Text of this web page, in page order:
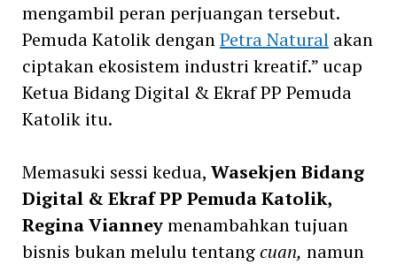
mengambil peran perjuangan tersebut.
Pemuda Katolik denganPetra Naturalakan
ciptakan ekosistem industri kreatif.” ucap
Ketua Bidang Digital & Ekraf PP Pemuda
Katolik itu.
Memasuki sessi kedua, Wasekjen Bidang
Digital & Ekraf PP Pemuda Katolik,
Regina Vianneymenambahkan tujuan
bisnis bukan melulu tentangcuan, namun